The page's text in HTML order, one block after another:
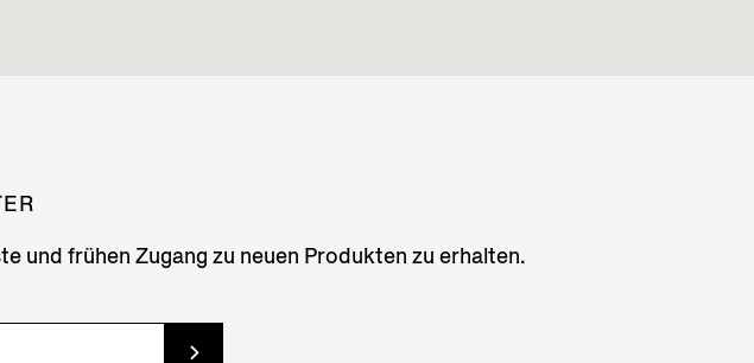
und frühen Zugang zu neuen Produkten zu erhalten.